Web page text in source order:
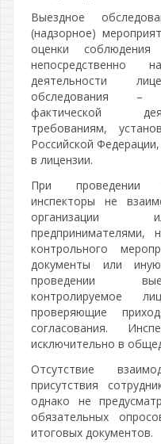
Выездное
(надзорное)
оценки соблюдения
непосредственно
деятельности
обследования –
фактической
требованиям,
Российской
в лицензии.
При проведении
инспекторы не
организации
контрольного
документы или
проведении
контролируемое
проверяющие
согласования.
исключительно в
Отсутствие
присутствия
однако не
обязательных
итоговых документов.